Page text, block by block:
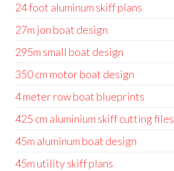
24 foot aluminum skiff plans
27m jon boat design
295m small boat design
350 cm motor boat design
4 meter row boat blueprints
425 cm aluminium skiff cutting files
45m aluminum boat design
45m utility skiff plans